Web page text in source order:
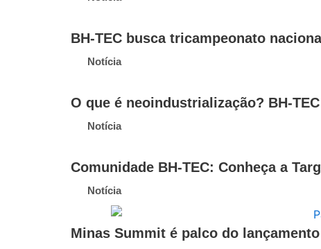
BH-TEC busca tricampeonato
Notícia
O que é neoindustrialização? BH-
Notícia
Comunidade BH-TEC: Conheça a
Notícia
Minas Summit é palco do